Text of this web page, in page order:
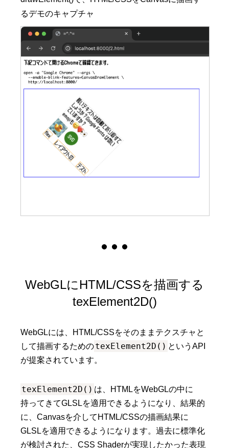
WebGLにHTML/CSSを描画する
texElement2D()
WebGLには、HTML/CSSをそのままテクスチャと
して描画するためのtexElement2D() というAPI
が提案されています。
texElement2D() は、HTMLをWebGLの中に
持ってきてGLSLを適用できるようになり、結果的
に、Canvasを介してHTML/CSSの描画結果に
GLSLを適用できるようになります。過去に標準化
が検討された、CSS Shaderが実現したかった表現